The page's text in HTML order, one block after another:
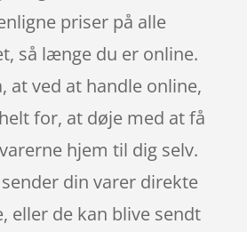
priser på alle
så længe du er online.
at ved at handle online,
for, at døje med at få
hjem til dig selv.
din varer direkte
eller de kan blive sendt